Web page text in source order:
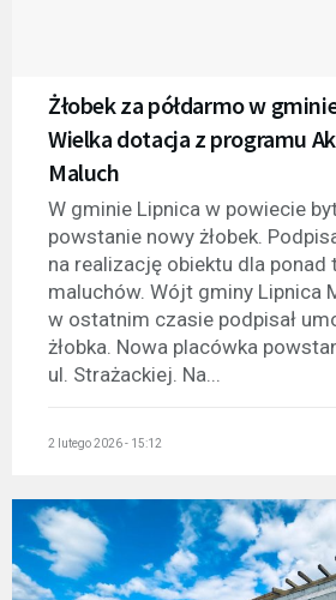
Żłobek za półdarmo w
Wielka dotacja z programu
Maluch
W gminie Lipnica w powiecie
powstanie nowy żłobek.
na realizację obiektu dla
maluchów. Wójt gminy Lipnica
w ostatnim czasie podpisał
żłobka. Nowa placówka
ul. Strażackiej. Na...
2 lutego 2026 - 15:12